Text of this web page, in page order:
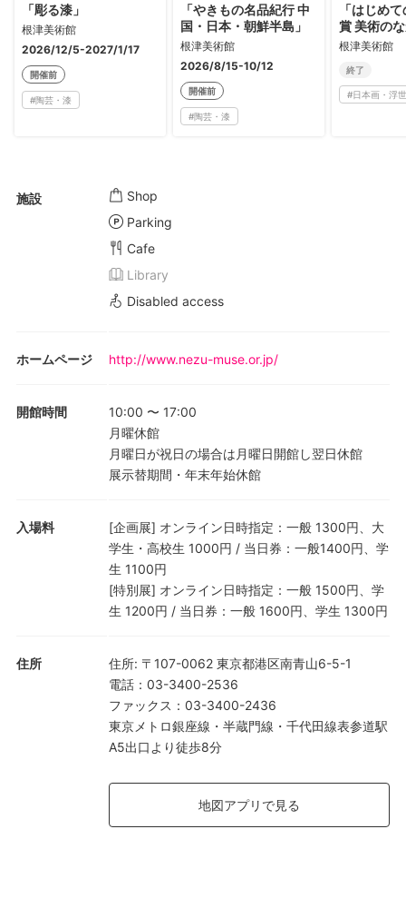
「彫る漆」
根津美術館
2026/12/5-2027/1/17
開催前
#陶芸・漆
「やきもの名品紀行 中
国・日本・朝鮮半島」
根津美術館
2026/8/15-10/12
開催前
#陶芸・漆
「はじめ
賞 美術の
根津美術館
終了
#日本画・浮
施設
Shop
Parking
Cafe
Library
Disabled access
ホームページ http://www.nezu-muse.or.jp/
開館時間 10:00 〜 17:00
月曜休館
月曜日が祝日の場合は月曜日開館し翌日休館
展示替期間・年末年始休館
入場料
[企画展] オンライン日時指定：一般 1300円、大
学生・高校生 1000円 / 当日券：一般1400円、学
生 1100円
[特別展] オンライン日時指定：一般 1500円、学
生 1200円 / 当日券：一般 1600円、学生 1300円
住所 住所: 〒107-0062 東京都港区南青山6-5-1
電話 ： 03-3400-2536
ファックス ： 03-3400-2436
東京メトロ銀座線・半蔵門線・千代田線表参道駅
A5出口より徒歩8分
地図アプリで見る